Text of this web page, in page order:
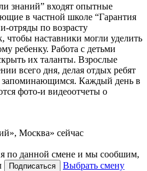
знаний” входят опытные
в частной школе “Гарантия
отряды по возрасту
чтобы наставники могли уделить
ребенку. Работа с детьми
их таланты. Взрослые
всего дня, делая отдых ребят
Каждый день в
фото-и видеоотчеты о
Москва» сейчас
по данной смене и мы сообшим,
Подписаться
Выбрать смену